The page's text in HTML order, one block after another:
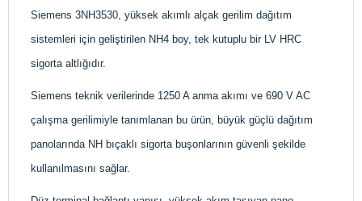
Siemens 3NH3530, yüksek akımlı alçak gerilim dağıtım
sistemleri için geliştirilen NH4 boy, tek kutuplu bir LV HRC
sigorta altlığıdır.
Siemens teknik verilerinde 1250 A anma akımı ve 690 V AC
çalışma gerilimiyle tanımlanan bu ürün, büyük güçlü dağıtım
panolarında NH bıçaklı sigorta buşonlarının güvenli şekilde
kullanılmasını sağlar.